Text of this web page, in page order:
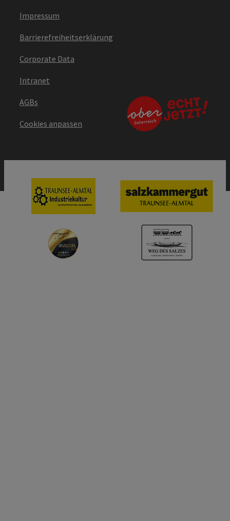
Impressum
Barrierefreiheitserklärung
Corporate Data
Intranet
AGBs
Cookies anpassen